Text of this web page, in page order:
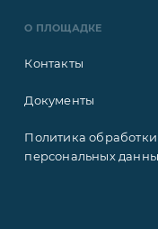
О ПЛОЩАДКЕ
Контакты
Документы
Политика обработки
персональных